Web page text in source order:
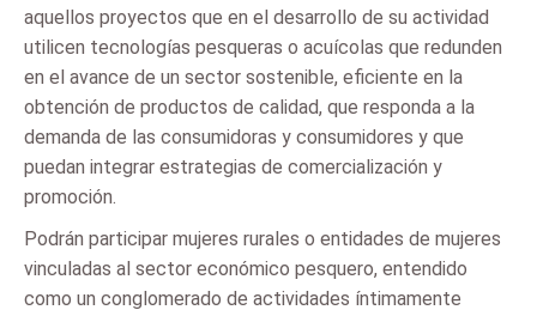
aquellos proyectos que en el desarrollo de su actividad
utilicen tecnologías pesqueras o acuícolas que redunden
en el avance de un sector sostenible, eficiente en la
obtención de productos de calidad, que responda a la
demanda de las consumidoras y consumidores y que
puedan integrar estrategias de comercialización y
promoción.
Podrán participar mujeres rurales o entidades de mujeres
vinculadas al sector económico pesquero, entendido
como un conglomerado de actividades íntimamente